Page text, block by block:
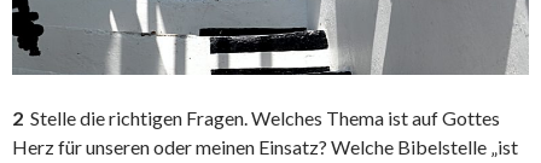
2 Stelle die richtigen Fragen. Welches Thema ist auf Gottes
Herz für unseren oder meinen Einsatz? Welche Bibelstelle „ist